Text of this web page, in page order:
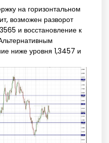
на горизонтальном
возможен разворот
и восстановление к
ниже уровня 1,3457 и